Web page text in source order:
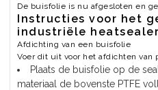
De buisfolie is nu afgesloten en
Instructies voor het
industriële heatsealer
Afdichting van een buisfolie
Voer dit uit voor het afdichten van
Plaats de buisfolie op de
materiaal de bovenste PTFE